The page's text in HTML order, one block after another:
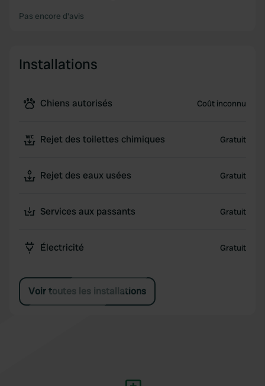
Pas encore d'avis
Installations
Chiens autorisés Coût inconnu
Rejet des toilettes chimiques Gratuit
Rejet des eaux usées Gratuit
Services aux passants Gratuit
Électricité Gratuit
Voir toutes les installations